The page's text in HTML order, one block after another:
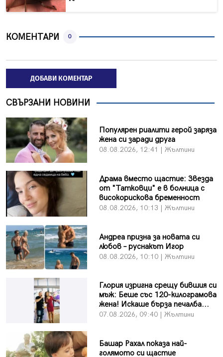
КОМЕНТАРИ 0
ДОБАВИ КОМЕНТАР
СВЪРЗАНИ НОВИНИ
Популярен риалити герой заряза
жена си заради друга
08.08.2026, 12:41 | Жълтини
Драма вместо щастие: Звезда
от "Татковци" е в болница с
високорискова бременност
08.08.2026, 10:13 | Жълтини
Андреа призна за новата си
любов – руснакът Игор
08.08.2026, 10:10 | Жълтини
Глория изригна срещу бившия си
мъж: Беше със 120-килограмова
жена! Искаше бърза печалба...
07.08.2026, 09:40 | Жълтини
Башар Рахал показа най-
голямото си щастие